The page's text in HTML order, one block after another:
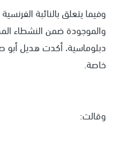
وفيما يتعلق بالنائبة
والموجودة ضمن النشطاء
دبلوماسية، أكدت هديل أبو
خاصة.
وقالت: